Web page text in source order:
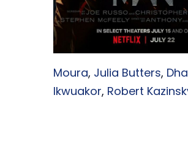
Moura, Julia Butters,
Ikwuakor, Robert